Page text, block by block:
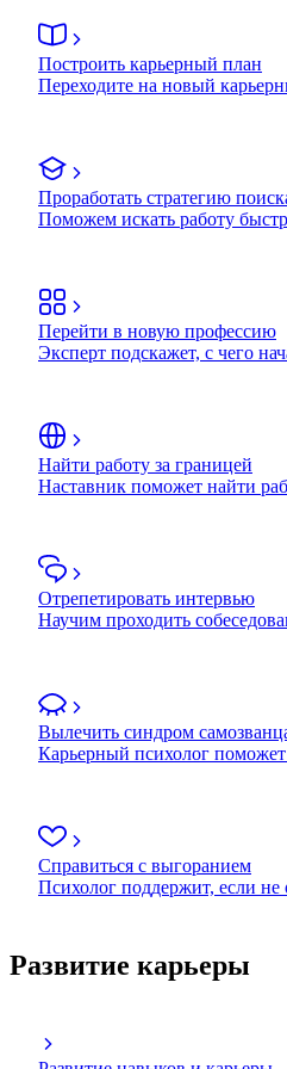
Построить карьерный план
Переходите на новый
Проработать стратегию
Поможем искать работу
Перейти в новую профессию
Эксперт подскажет, с чего
Найти работу за границей
Наставник поможет найти
Отрепетировать интервью
Научим проходить
Вылечить синдром
Карьерный психолог поможет
Справиться с выгоранием
Психолог поддержит, если не
Развитие карьеры